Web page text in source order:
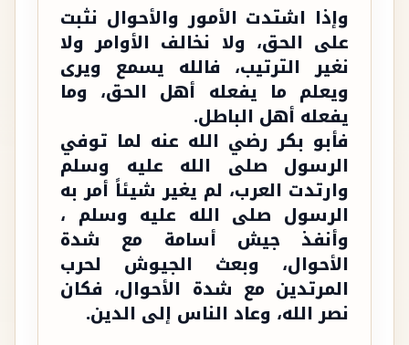
وإذا اشتدت الأمور والأحوال نثبت
على الحق، ولا نخالف الأوامر ولا
نغير الترتيب، فالله يسمع ويرى
ويعلم ما يفعله أهل الحق، وما
يفعله أهل الباطل.
فأبو بكر رضي الله عنه لما توفي
الرسول صلى الله عليه وسلم
وارتدت العرب، لم يغير شيئاً أمر به
الرسول صلى الله عليه وسلم ،
وأنفذ جيش أسامة مع شدة
الأحوال، وبعث الجيوش لحرب
المرتدين مع شدة الأحوال، فكان
نصر الله، وعاد الناس إلى الدين.